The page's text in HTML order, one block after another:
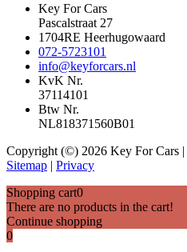
Key For Cars
Pascalstraat 27
1704RE Heerhugowaard
072-5723101
info@keyforcars.nl
KvK Nr.
37114101
Btw Nr.
NL818371560B01
Copyright (©) 2026 Key For Cars |
Sitemap | Privacy
Shopping cart0
There are no products in the cart!
Continue shopping
0